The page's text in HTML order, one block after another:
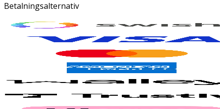
Betalningsalternativ